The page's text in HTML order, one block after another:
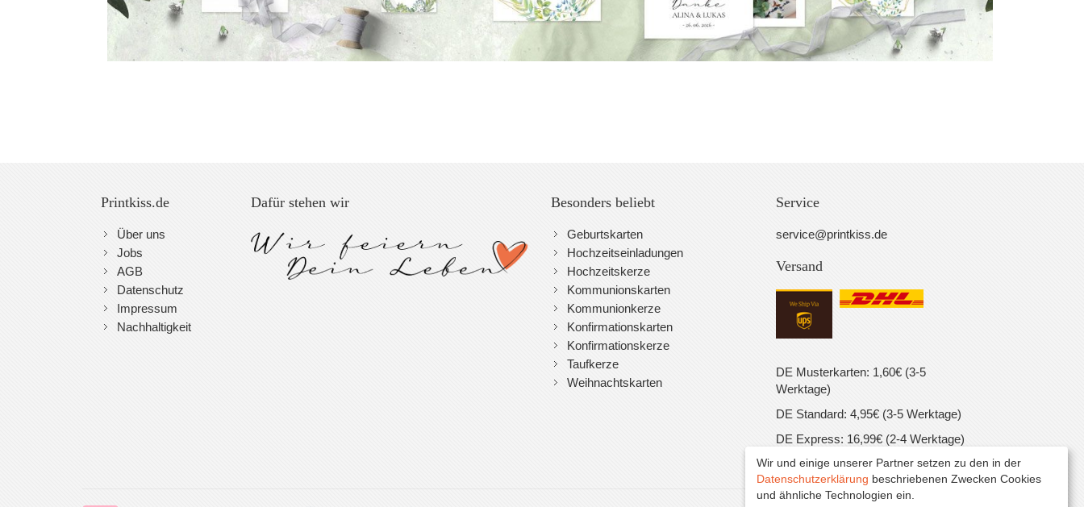
Printkiss.de
Über uns
Jobs
AGB
Datenschutz
Impressum
Nachhaltigkeit
Dafür stehen wir Besonders beliebt
Geburtskarten
Hochzeitseinladungen
Hochzeitskerze
Kommunionskarten
Kommunionkerze
Konfirmationskarten
Konfirmationskerze
Taufkerze
Weihnachtskarten
Service
service@printkiss.de
Versand
DE Musterkarten: 1,60€ (3-5
Werktage)
DE Standard: 4,95€ (3-5 Werktage)
DE Express: 16,99€ (2-4 Werktage)
EU Standard: 16,99€ (5-7 Werktage)
Wir und einige unserer Partner setzen zu den in der
Datenschutzerklärung beschriebenen Zwecken Cookies
und ähnliche Technologien ein.